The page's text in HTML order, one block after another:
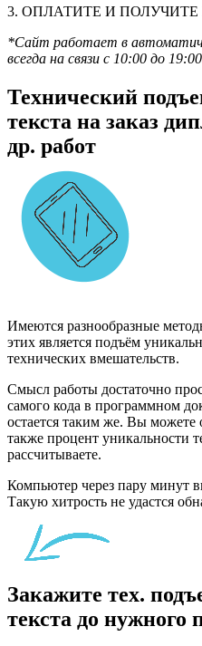
3. ОПЛАТИТЕ И
*Сайт работает в
всегда на связи с 10:00 до
Технический
текста на заказ
др. работ
Имеются разнообразные
этих является подъём
технических вмешательств.
Смысл работы достаточно
самого кода в программном
остается таким же. Вы можете
также процент уникальности
рассчитываете.
Компьютер через пару минут
Такую хитрость не удастся
Закажите тех.
текста до нужного